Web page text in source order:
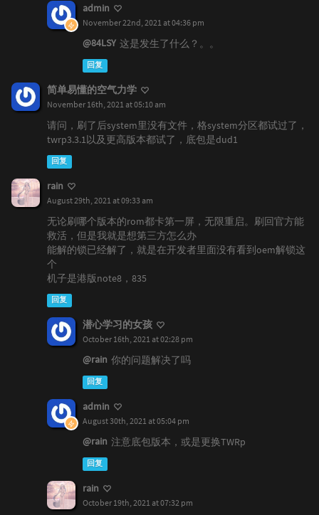
admin
November 22nd, 2021 at 04:36 pm
@84LSY 这是发生了什么？。。
回复
简单易懂的空气力学
November 16th, 2021 at 05:10 am
请问，刷了后system里没有文件，格system分区都试过了，
twrp3.3.1以及更高版本都试了，底包是dud1
回复
rain
August 29th, 2021 at 09:33 am
无论刷哪个版本的rom都卡第一屏，无限重启。刷回官方能
救活，但是我就是想第三方怎么办
能解的锁已经解了，就是在开发者里面没有看到oem解锁这
个
机子是港版note8，835
回复
潜心学习的女孩
October 16th, 2021 at 02:28 pm
@rain 你的问题解决了吗
回复
admin
August 30th, 2021 at 05:04 pm
@rain 注意底包版本，或是更换TWRp
回复
rain
October 19th, 2021 at 07:32 pm